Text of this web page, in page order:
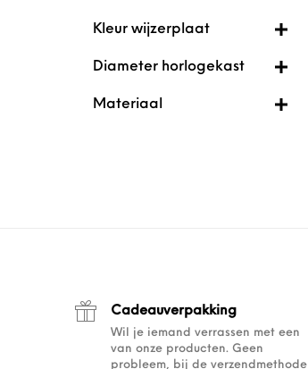
Kleur wijzerplaat
Diameter horlogekast
Materiaal
Cadeauverpakking
Wil je iemand verrassen met een
van onze producten. Geen
probleem, bij de verzendmethode